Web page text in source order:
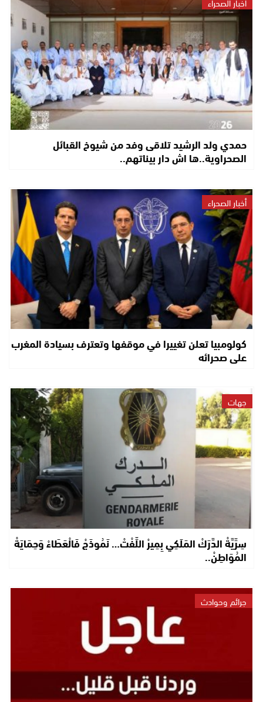
حمدي ولد الرشيد تلاقى وفد من شيوخ القبائل
الصحراوية..ها اش دار بيناتهم..
أخبار الصحراء
كولومبيا تعلن تغييرا في موقفها وتعترف بسيادة المغرب
على صحرائه
جهات
سِرِّيَّةْ الدَّرَكْ المَلَكِي بِمِيرْ اللِّفْتْ… نَمُوذَجْ فَالْعَطَاءْ وَحِمَايَةْ
المُوَاطِنْ..
جرائم وحوادث